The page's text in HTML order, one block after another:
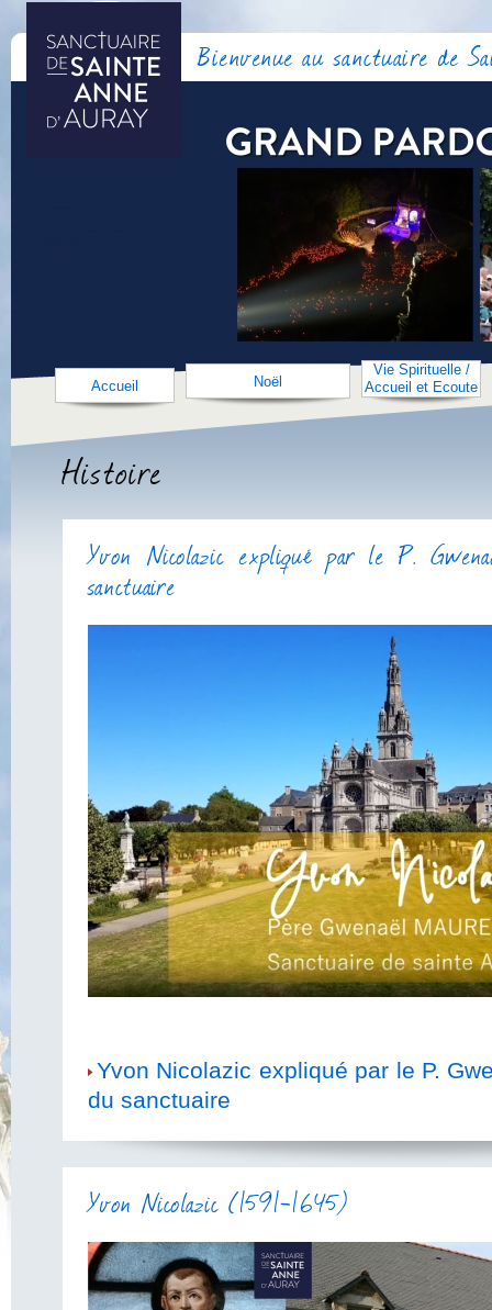
Bienvenue au sanctuaire de
Accueil Noël
Vie Spirituelle /
Accueil et Ecoute
Histoire
Yvon Nicolazic expliqué par le P. Gwenaël Maurey, recteur du
sanctuaire
Yvon Nicolazic expliqué par le P.
du sanctuaire
Yvon Nicolazic (1591-1645)